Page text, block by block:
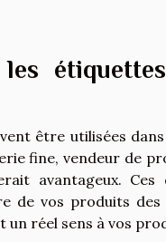
être utilisées
fine, vendeur de
avantageux.
de vos produits des
réel sens à vos